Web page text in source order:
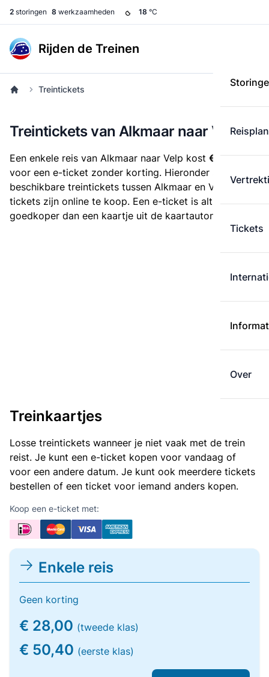
2 storingen 8 werkzaamheden 18 °C
Rijden de Treinen
Tickets
Over
Treintickets
Treintickets van Alkmaar naar Velp
Een enkele reis van Alkmaar naar Velp kost € 28,00
voor een e-ticket zonder korting. Hieronder staan alle
beschikbare treintickets tussen Alkmaar en Velp. Deze
tickets zijn online te koop. Een e-ticket is altijd
goedkoper dan een kaartje uit de kaartautomaat.
Treinkaartjes
Losse treintickets wanneer je niet vaak met de trein
reist. Je kunt een e-ticket kopen voor vandaag of
voor een andere datum. Je kunt ook meerdere tickets
bestellen of een ticket voor iemand anders kopen.
Koop een e-ticket met:
Enkele reis
Geen korting
€ 28,00 (tweede klas)
€ 50,40 (eerste klas)